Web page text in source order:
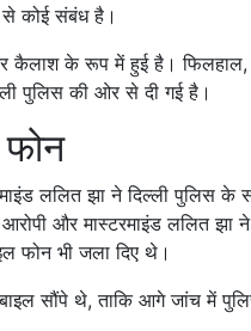
से कोई संबंध है।
कैलाश के रूप में हुई है।
पुलिस की ओर से दी गई है।
ललित झा ने दिल्ली पुलिस
और मास्टरमाइंड ललित
फोन भी जला दिए थे।
सौंपे थे, ताकि आगे जांच में